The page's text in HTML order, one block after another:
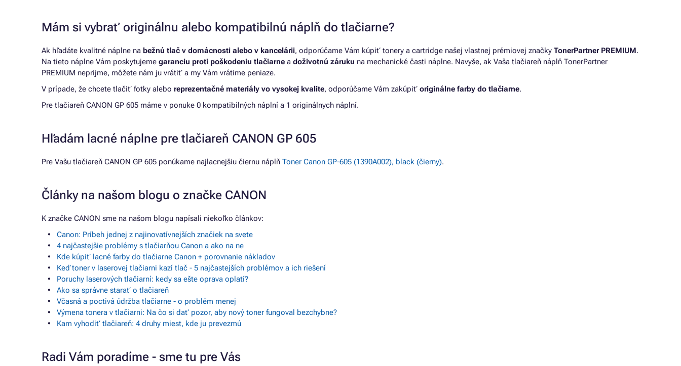
Mám si vybrať originálnu alebo kompatibilnú náplň do tlačiarne?
Ak hľadáte kvalitné náplne na bežnú tlač v domácnosti alebo v kancelárii, odporúčame Vám kúpiť tonery a cartridge našej vlastnej prémiovej značky TonerPartner PREMIUM.
Na tieto náplne Vám poskytujeme garanciu proti poškodeniu tlačiarne a doživotnú záruku na mechanické časti náplne. Navyše, ak Vaša tlačiareň náplň TonerPartner
PREMIUM neprijme, môžete nám ju vrátiť a my Vám vrátime peniaze.
V prípade, že chcete tlačiť fotky alebo reprezentačné materiály vo vysokej kvalite, odporúčame Vám zakúpiť originálne farby do tlačiarne.
Pre tlačiareň CANON GP 605 máme v ponuke 0 kompatibilných náplní a 1 originálnych náplní.
Hľadám lacné náplne pre tlačiareň CANON GP 605
Pre Vašu tlačiareň CANON GP 605 ponúkame najlacnejšiu čiernu náplň Toner Canon GP-605 (1390A002), black (čierny).
Články na našom blogu o značke CANON
K značke CANON sme na našom blogu napísali niekoľko článkov:
Canon: Príbeh jednej z najinovatívnejších značiek na svete
4 najčastejšie problémy s tlačiarňou Canon a ako na ne
Kde kúpiť lacné farby do tlačiarne Canon + porovnanie nákladov
Keď toner v laserovej tlačiarni kazí tlač - 5 najčastejších problémov a ich riešení
Poruchy laserových tlačiarní: kedy sa ešte oprava oplatí?
Ako sa správne starať o tlačiareň
Včasná a poctivá údržba tlačiarne - o problém menej
Výmena tonera v tlačiarni: Na čo si dať pozor, aby nový toner fungoval bezchybne?
Kam vyhodiť tlačiareň: 4 druhy miest, kde ju prevezmú
Radi Vám poradíme - sme tu pre Vás